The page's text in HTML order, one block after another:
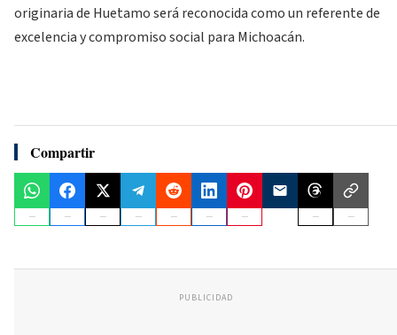
originaria de Huetamo será reconocida como un referente de
excelencia y compromiso social para Michoacán.
Compartir
PUBLICIDAD